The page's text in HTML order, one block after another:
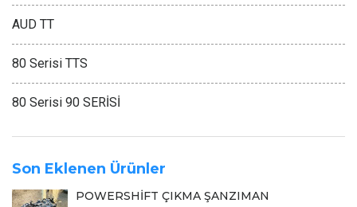
AUD TT
80 Serisi TTS
80 Serisi 90 SERİSİ
Son Eklenen Ürünler
POWERSHİFT ÇIKMA ŞANZIMAN